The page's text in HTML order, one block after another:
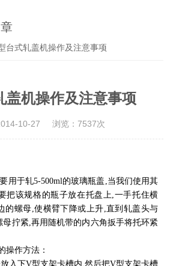
台式轧盖机操作及注意事项
盖机操作及注意事项
10-27 浏览：7537次
用于轧5-500ml的玻璃瓶盖,当我们使用其
把该规格的瓶子放在托盘上,一手托住横
的螺母,使横臂下降或上升,直到轧盖头与
拧紧,再用随机带的内六角扳手将托环紧
操作方法：
下V型支架卡槽内,然后把V型支架卡槽